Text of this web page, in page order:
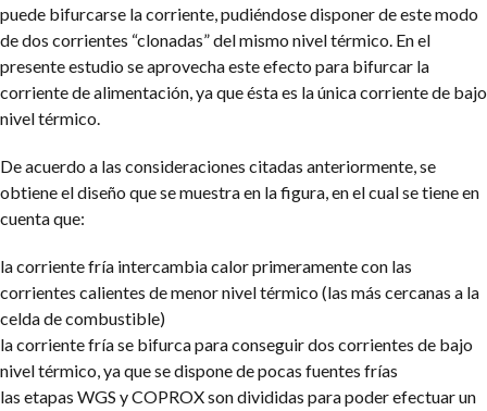
puede bifurcarse la corriente, pudiéndose disponer de este modo
de dos corrientes “clonadas” del mismo nivel térmico. En el
presente estudio se aprovecha este efecto para bifurcar la
corriente de alimentación, ya que ésta es la única corriente de bajo
nivel térmico.
De acuerdo a las consideraciones citadas anteriormente, se
obtiene el diseño que se muestra en la figura, en el cual se tiene en
cuenta que:
la corriente fría intercambia calor primeramente con las
corrientes calientes de menor nivel térmico (las más cercanas a la
celda de combustible)
la corriente fría se bifurca para conseguir dos corrientes de bajo
nivel térmico, ya que se dispone de pocas fuentes frías
las etapas WGS y COPROX son divididas para poder efectuar un